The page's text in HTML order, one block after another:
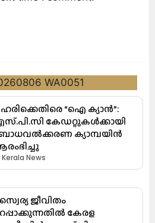
“ഐ ക്യാൻ”:
കേഡറ്റുകൾക്കായി
ക്യാമ്പയിൻ
Kerala News
ജീവിതം
കേരള